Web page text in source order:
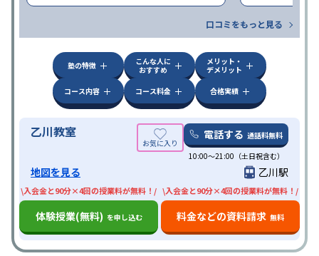
口コミをもっと見る
塾の特徴
こんな人に
おすすめ
メリット・
デメリット
コース内容
コース料金 合格実績
乙川教室 電話する 通話料無料
10:00〜21:00（土日祝含む）
地図を見る 乙川駅
\入会金と90分×4回の授業料が無料！/
体験授業(無料) を申し込む
\入会金と90分×4回の授業料が無料！/
料金などの資料請求 無料